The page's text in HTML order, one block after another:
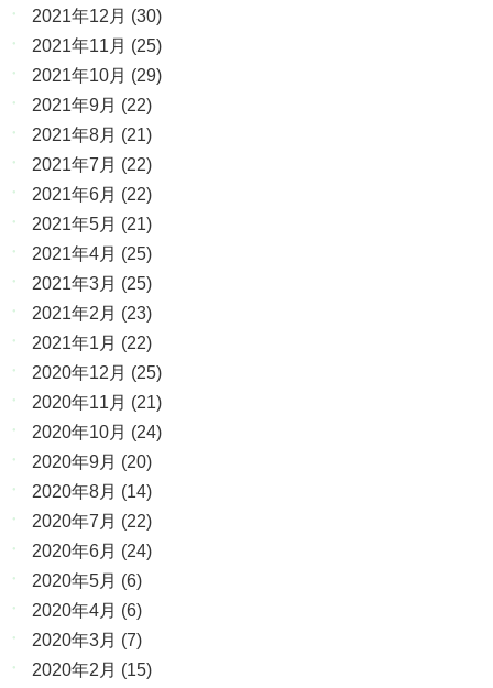
2021年12月 (30)
2021年11月 (25)
2021年10月 (29)
2021年9月 (22)
2021年8月 (21)
2021年7月 (22)
2021年6月 (22)
2021年5月 (21)
2021年4月 (25)
2021年3月 (25)
2021年2月 (23)
2021年1月 (22)
2020年12月 (25)
2020年11月 (21)
2020年10月 (24)
2020年9月 (20)
2020年8月 (14)
2020年7月 (22)
2020年6月 (24)
2020年5月 (6)
2020年4月 (6)
2020年3月 (7)
2020年2月 (15)